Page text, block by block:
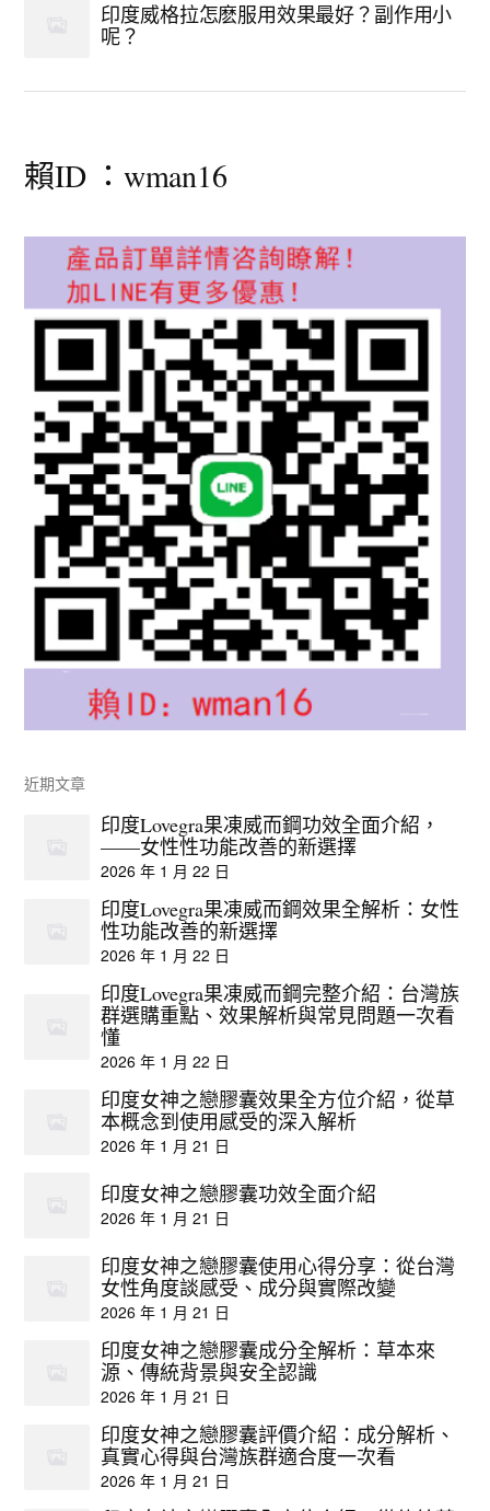
印度威格拉怎麽服用效果最好？副作用小
呢？
賴ID ：wman16
近期文章
印度Lovegra果凍威而鋼功效全面介紹，
——女性性功能改善的新選擇
2026 年 1 月 22 日
印度Lovegra果凍威而鋼效果全解析：女性
性功能改善的新選擇
2026 年 1 月 22 日
印度Lovegra果凍威而鋼完整介紹：台灣族
群選購重點、效果解析與常見問題一次看
懂
2026 年 1 月 22 日
印度女神之戀膠囊效果全方位介紹，從草
本概念到使用感受的深入解析
2026 年 1 月 21 日
印度女神之戀膠囊功效全面介紹
2026 年 1 月 21 日
印度女神之戀膠囊使用心得分享：從台灣
女性角度談感受、成分與實際改變
2026 年 1 月 21 日
印度女神之戀膠囊成分全解析：草本來
源、傳統背景與安全認識
2026 年 1 月 21 日
印度女神之戀膠囊評價介紹：成分解析、
真實心得與台灣族群適合度一次看
2026 年 1 月 21 日